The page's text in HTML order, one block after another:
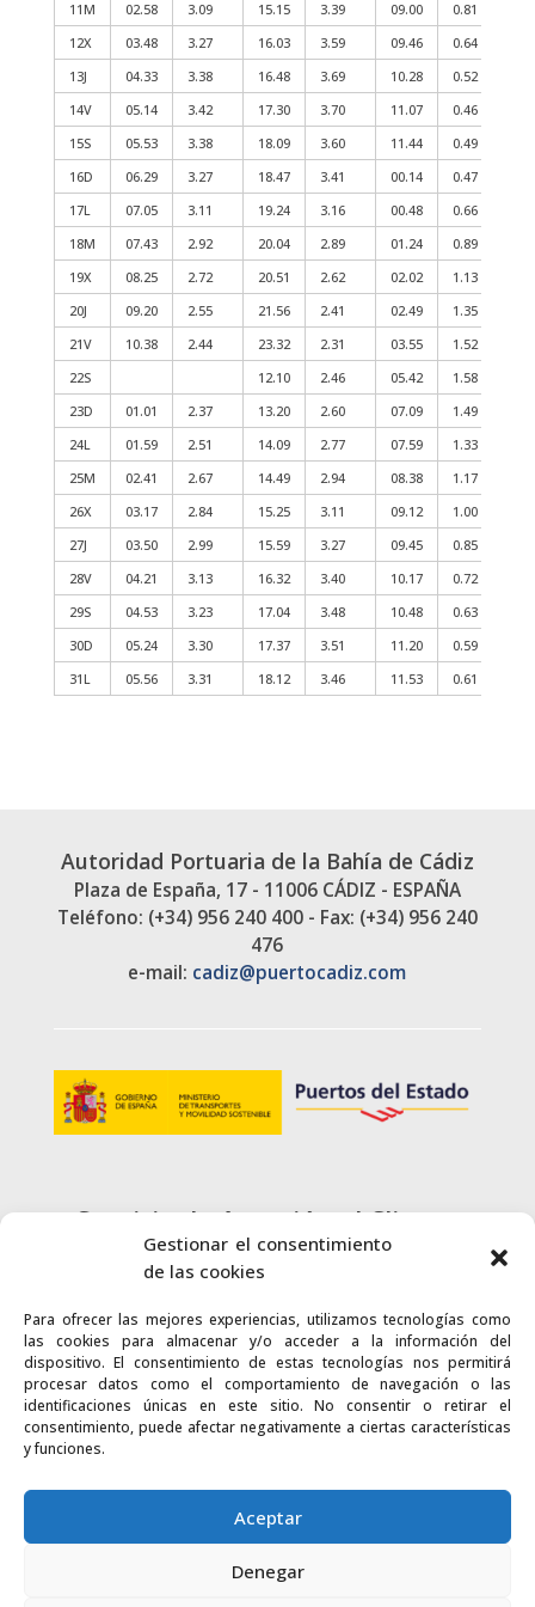
Gestionar el consentimiento
de las cookies
Para ofrecer las mejores experiencias, utilizamos tecnologías como
las cookies para almacenar y/o acceder a la información del
dispositivo. El consentimiento de estas tecnologías nos permitirá
procesar datos como el comportamiento de navegación o las
identificaciones únicas en este sitio. No consentir o retirar el
consentimiento, puede afectar negativamente a ciertas características
y funciones.
Aceptar
Denegar
11M
02.58 3.09 15.15 3.39 09.00 0.81
12X
03.48 3.27 16.03 3.59 09.46 0.64
13J
04.33 3.38 16.48 3.69 10.28 0.52
14V
05.14 3.42 17.30 3.70 11.07 0.46
15S
05.53 3.38 18.09 3.60 11.44
0.49
16D
06.29 3.27 18.47 3.41 00.14 0.47
17L
07.05 3.11 19.24 3.16 00.48 0.66
18M
07.43 2.92 20.04 2.89 01.24 0.89
19X
08.25 2.72 20.51 2.62 02.02 1.13
20J
09.20 2.55 21.56 2.41 02.49 1.35
21V
10.38 2.44 23.32 2.31 03.55 1.52
22S
12.10 2.46 05.42 1.58
23D
01.01 2.37 13.20 2.60 07.09 1.49
24L
01.59 2.51 14.09 2.77 07.59 1.33
25M
02.41 2.67 14.49 2.94 08.38 1.17
26X
03.17 2.84 15.25 3.11 09.12 1.00
27J
03.50 2.99 15.59 3.27 09.45 0.85
28V
04.21 3.13 16.32 3.40 10.17 0.72
29S
04.53 3.23 17.04 3.48 10.48 0.63
30D
05.24 3.30 17.37 3.51 11.20 0.59
31L
05.56 3.31 18.12 3.46 11.53 0.61
Autoridad Portuaria de la Bahía de Cádiz
Plaza de España, 17 - 11006 CÁDIZ - ESPAÑA
Teléfono: (+34) 956 240 400 - Fax: (+34) 956 240
476
e-mail: cadiz@puertocadiz.com
Servicio de Atención al Cliente
900 720 415
CONTACTO
Enlaces Accesibilidad Mapa Web